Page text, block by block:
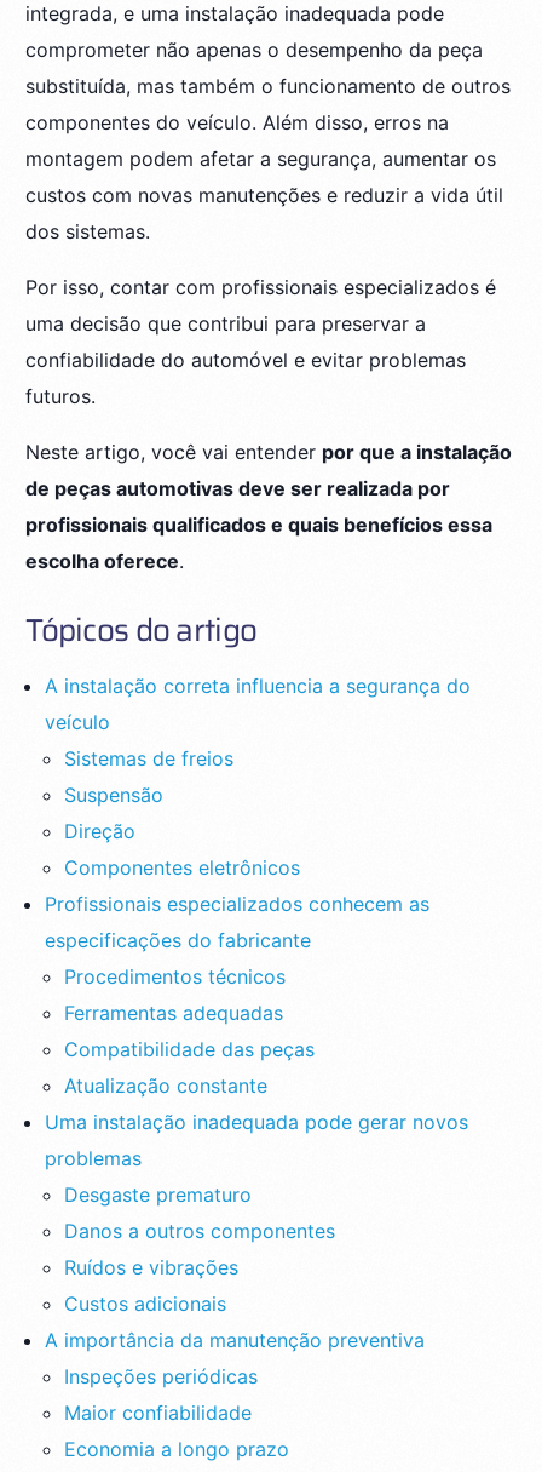
integrada, e uma instalação inadequada pode
comprometer não apenas o desempenho da peça
substituída, mas também o funcionamento de outros
componentes do veículo. Além disso, erros na
montagem podem afetar a segurança, aumentar os
custos com novas manutenções e reduzir a vida útil
dos sistemas.
Por isso, contar com profissionais especializados é
uma decisão que contribui para preservar a
confiabilidade do automóvel e evitar problemas
futuros.
Neste artigo, você vai entender por que a instalação
de peças automotivas deve ser realizada por
profissionais qualificados e quais benefícios essa
escolha oferece.
Tópicos do artigo
A instalação correta influencia a segurança do
veículo
Sistemas de freios
Suspensão
Direção
Componentes eletrônicos
Profissionais especializados conhecem as
especificações do fabricante
Procedimentos técnicos
Ferramentas adequadas
Compatibilidade das peças
Atualização constante
Uma instalação inadequada pode gerar novos
problemas
Desgaste prematuro
Danos a outros componentes
Ruídos e vibrações
Custos adicionais
A importância da manutenção preventiva
Inspeções periódicas
Maior confiabilidade
Economia a longo prazo